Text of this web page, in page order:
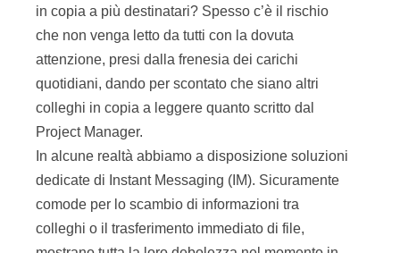
in copia a più destinatari? Spesso c’è il rischio
che non venga letto da tutti con la dovuta
attenzione, presi dalla frenesia dei carichi
quotidiani, dando per scontato che siano altri
colleghi in copia a leggere quanto scritto dal
Project Manager.
In alcune realtà abbiamo a disposizione soluzioni
dedicate di Instant Messaging (IM). Sicuramente
comode per lo scambio di informazioni tra
colleghi o il trasferimento immediato di file,